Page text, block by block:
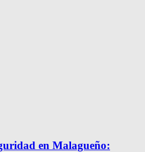
en Malagueño: